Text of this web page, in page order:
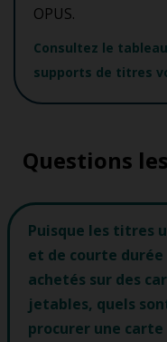
OPUS.
Consultez le
supports de titres
Questions
Puisque les titres
et de courte
achetés sur des
jetables, quels
procurer une carte